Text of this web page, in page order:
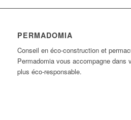
PERMADOMIA
Conseil en éco-construction et
Permadomia vous accompagne dans
plus éco-responsable.